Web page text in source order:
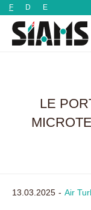
F D E
LE
13.03.2025
Air
Panneau de gestion des